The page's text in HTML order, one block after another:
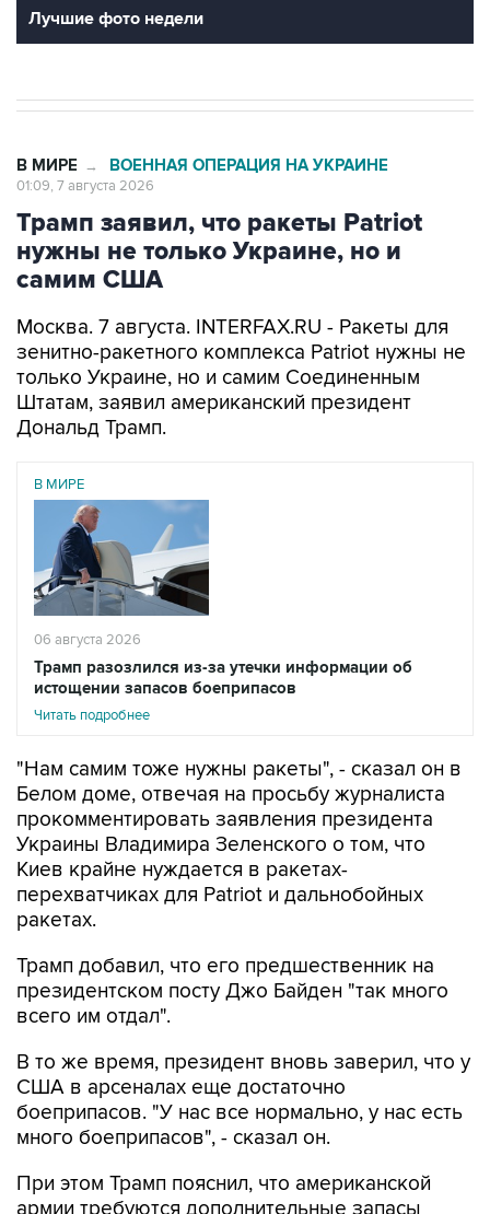
Лучшие фото недели
В МИРЕ → ВОЕННАЯ ОПЕРАЦИЯ НА УКРАИНЕ
01:09, 7 августа 2026
Трамп заявил, что ракеты Patriot
нужны не только Украине, но и
самим США
Москва. 7 августа. INTERFAX.RU - Ракеты для
зенитно-ракетного комплекса Patriot нужны не
только Украине, но и самим Соединенным
Штатам, заявил американский президент
Дональд Трамп.
В МИРЕ
06 августа 2026
Трамп разозлился из-за утечки информации об
истощении запасов боеприпасов
Читать подробнее
"Нам самим тоже нужны ракеты", - сказал он в
Белом доме, отвечая на просьбу журналиста
прокомментировать заявления президента
Украины Владимира Зеленского о том, что
Киев крайне нуждается в ракетах-
перехватчиках для Patriot и дальнобойных
ракетах.
Трамп добавил, что его предшественник на
президентском посту Джо Байден "так много
всего им отдал".
В то же время, президент вновь заверил, что у
США в арсеналах еще достаточно
боеприпасов. "У нас все нормально, у нас есть
много боеприпасов", - сказал он.
При этом Трамп пояснил, что американской